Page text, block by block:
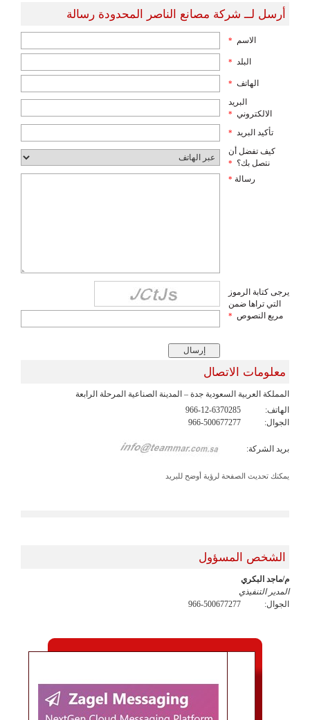
أرسل لــ شركة مصانع الناصر المحدودة رسالة
الاسم *
البلد *
الهاتف *
البريد
الالكتروني *
تأكيد البريد *
كيف تفضل أن
نتصل بك؟ *
رسالة *
يرجى كتابة الرموز
التي تراها ضمن
مربع النصوص *
معلومات الاتصال
المملكة العربية السعودية جدة – المدينة الصناعية المرحلة الرابعة
الهاتف:
966-12-6370285
الجوال:
966-500677277
بريد الشركة:
يمكنك تحديث الصفحة لرؤية أوضح للبريد
الشخص المسؤول
م/ماجد البكري
المدير التنفيذي
الجوال:
966-500677277